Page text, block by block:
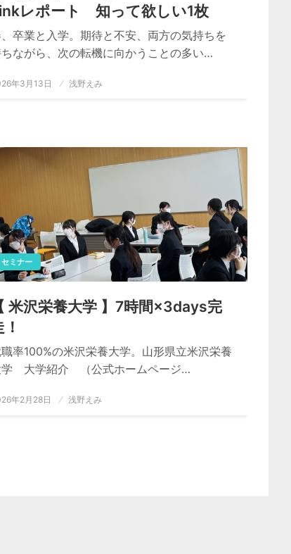
レポート 知って欲しい1枚
卒業と入学。期待と不安、両方の気持ちを
ながら、次の転機に向かうことの多い…
年3月13日 浅野えみ
セミナー
米沢栄養大学 】7時間×3days完
率100%の米沢栄養大学。山形県立米沢栄養
学 大学紹介 （公式ホームページ…
年2月28日 浅野えみ